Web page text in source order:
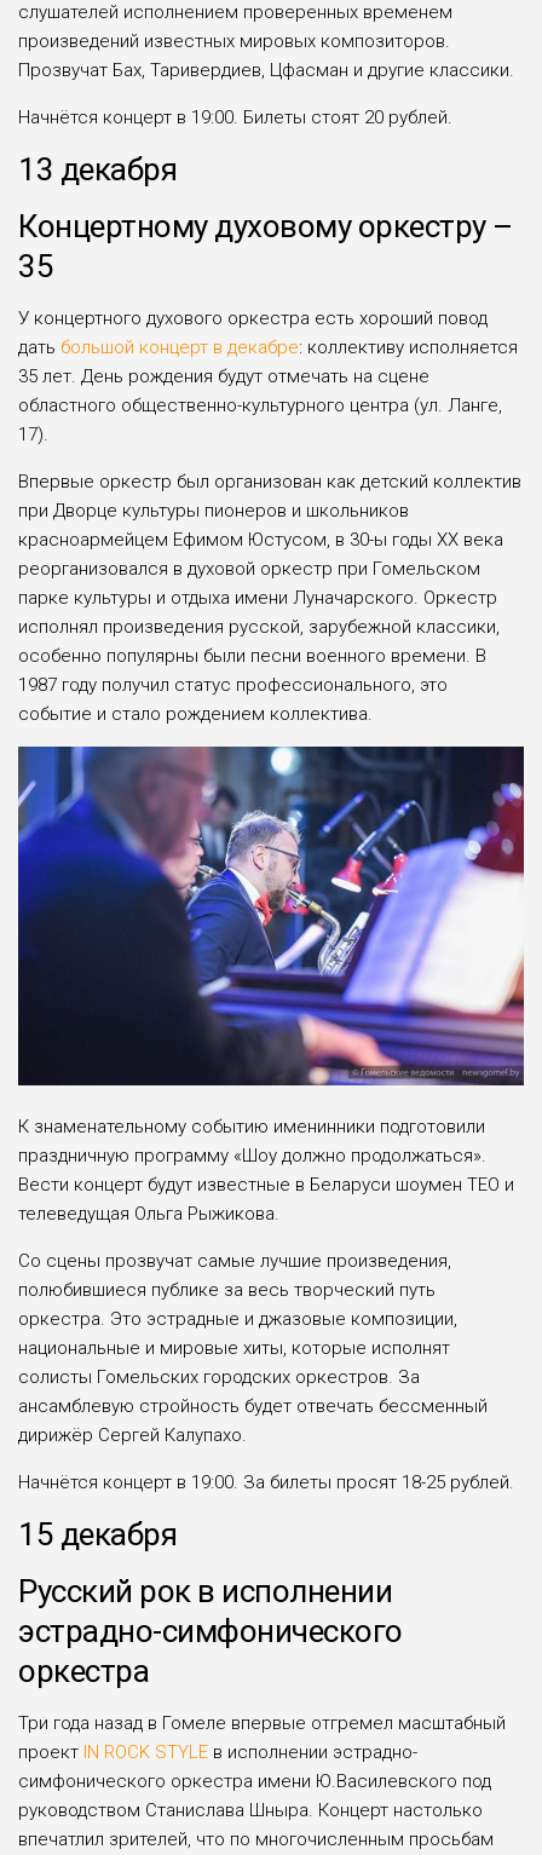
слушателей исполнением проверенных временем
произведений известных мировых композиторов.
Прозвучат Бах, Таривердиев, Цфасман и другие классики.
Начнётся концерт в 19:00. Билеты стоят 20 рублей.
13 декабря
Концертному духовому оркестру –
35
У концертного духового оркестра есть хороший повод
дать большой концерт в декабре: коллективу исполняется
35 лет. День рождения будут отмечать на сцене
областного общественно-культурного центра (ул. Ланге,
17).
Впервые оркестр был организован как детский коллектив
при Дворце культуры пионеров и школьников
красноармейцем Ефимом Юстусом, в 30-ы годы XX века
реорганизовался в духовой оркестр при Гомельском
парке культуры и отдыха имени Луначарского. Оркестр
исполнял произведения русской, зарубежной классики,
особенно популярны были песни военного времени. В
1987 году получил статус профессионального, это
событие и стало рождением коллектива.
К знаменательному событию именинники подготовили
праздничную программу «Шоу должно продолжаться».
Вести концерт будут известные в Беларуси шоумен ТЕО и
телеведущая Ольга Рыжикова.
Со сцены прозвучат самые лучшие произведения,
полюбившиеся публике за весь творческий путь
оркестра. Это эстрадные и джазовые композиции,
национальные и мировые хиты, которые исполнят
солисты Гомельских городских оркестров. За
ансамблевую стройность будет отвечать бессменный
дирижёр Сергей Калупахо.
Начнётся концерт в 19:00. За билеты просят 18-25 рублей.
15 декабря
Русский рок в исполнении
эстрадно-симфонического
оркестра
Три года назад в Гомеле впервые отгремел масштабный
проект IN ROCK STYLE в исполнении эстрадно-
симфонического оркестра имени Ю.Василевского под
руководством Станислава Шныра. Концерт настолько
впечатлил зрителей, что по многочисленным просьбам